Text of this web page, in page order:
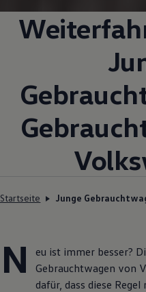
Startseite Junge
N eu ist immer besser?
Gebrauchtwagen von
dafür, dass diese